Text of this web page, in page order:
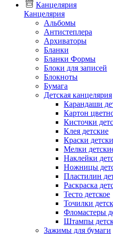
Канцелярия
Канцелярия
Альбомы
Антистеплера
Архиваторы
Бланки
Бланки Формы
Блоки для записей
Блокноты
Бумага
Детская канцелярия
Карандаши
Картон
Кисточки
Клея детские
Краски
Мелки
Наклейки
Ножницы
Пластилин
Раскраска
Тесто детское
Точилки
Фломастеры
Штампы
Зажимы для бумаги